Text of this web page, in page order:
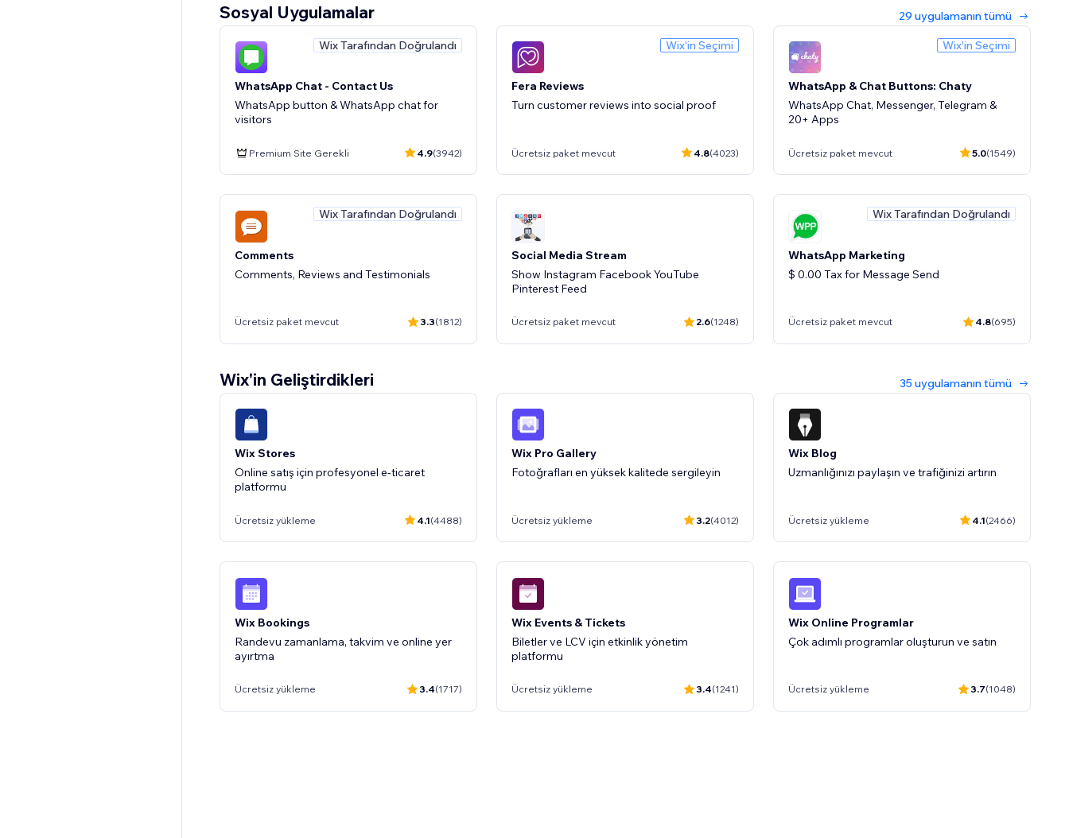
Wix Üye Alanı
Üyelerin hesapları yönetmesine ve içeriklere
erişmesine izin verin
Ücretsiz yükleme
Wix Groups
Kazanç getiren online topluluklar oluşturun
ve yönetin
Sosyal Uygulamalar 29 uygulamanın tümü
Wix Tarafından Doğrulandı
WhatsApp Chat - Contact Us
WhatsApp button & WhatsApp chat for
visitors
Premium Site Gerekli 4.9(3942)
Wix'in Seçimi
Fera Reviews
Turn customer reviews into social proof
Ücretsiz paket mevcut 4.8(4023)
Wix'in Seçimi
WhatsApp & Chat Buttons: Chaty
WhatsApp Chat, Messenger, Telegram &
20+ Apps
Ücretsiz paket mevcut 5.0(1549)
Wix Tarafından Doğrulandı
Comments
Comments, Reviews and Testimonials
Ücretsiz paket mevcut 3.3(1812)
Social Media Stream
Show Instagram Facebook YouTube
Pinterest Feed
Ücretsiz paket mevcut 2.6(1248)
Wix Tarafından Doğrulandı
WhatsApp Marketing
$ 0.00 Tax for Message Send
Ücretsiz paket mevcut 4.8(695)
Wix Tarafından Doğrulandı
Instagram Follow Us & Counter
Link Instagram feed, grow social media
followers
Ücretsiz paket mevcut
Whatsapp
Whats App sohbet düğmesini kolayca
entegre edin
Wix'in Geliştirdikleri 35 uygulamanın tümü
Wix Stores
Online satış için profesyonel e-ticaret
platformu
Ücretsiz yükleme 4.1(4488)
Wix Pro Gallery
Fotoğrafları en yüksek kalitede sergileyin
Ücretsiz yükleme 3.2(4012)
Wix Blog
Uzmanlığınızı paylaşın ve trafiğinizi artırın
Ücretsiz yükleme 4.1(2466)
Wix Bookings
Randevu zamanlama, takvim ve online yer
ayırtma
Ücretsiz yükleme 3.4(1717)
Wix Events & Tickets
Biletler ve LCV için etkinlik yönetim
platformu
Ücretsiz yükleme 3.4(1241)
Wix Online Programlar
Çok adımlı programlar oluşturun ve satın
Ücretsiz yükleme 3.7(1048)